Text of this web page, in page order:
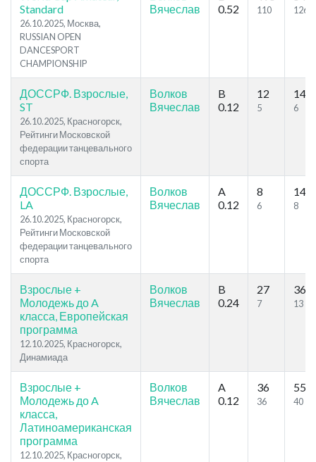
Standard
26.10.2025, Москва,
RUSSIAN OPEN
DANCESPORT
CHAMPIONSHIP
Вячеслав
0.52
110 126
ДОССРФ. Взрослые,
ST
26.10.2025, Красногорск,
Рейтинги Московской
федерации танцевального
спорта
Волков
Вячеслав
B
0.12
12
5
14
6
ДОССРФ. Взрослые,
LA
26.10.2025, Красногорск,
Рейтинги Московской
федерации танцевального
спорта
Волков
Вячеслав
A
0.12
8
6
14
8
Взрослые +
Молодежь до A
класса, Европейская
программа
12.10.2025, Красногорск,
Динамиада
Волков
Вячеслав
B
0.24
27
7
36
13
Взрослые +
Молодежь до A
класса,
Латиноамериканская
программа
12.10.2025, Красногорск,
Волков
Вячеслав
A
0.12
36
36
55
40